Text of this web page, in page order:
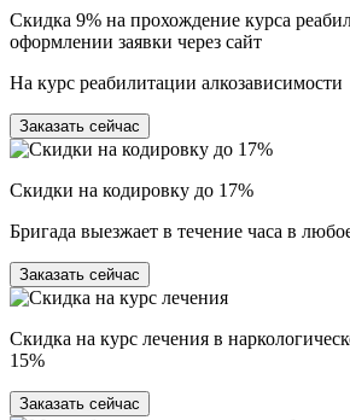
Скидка 9% на прохождение курса
оформлении заявки через сайт
На курс реабилитации алкозависимости
Заказать сейчас
Скидки на кодировку до 17%
Бригада выезжает в течение часа в
Заказать сейчас
Скидка на курс лечения в
15%
Заказать сейчас